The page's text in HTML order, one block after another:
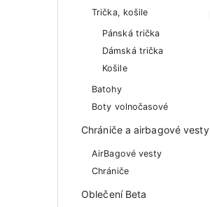
Trička, košile
Pánská trička
Dámská trička
Košile
Batohy
Boty volnočasové
Chrániče a airbagové vesty
AirBagové vesty
Chrániče
Oblečení Beta